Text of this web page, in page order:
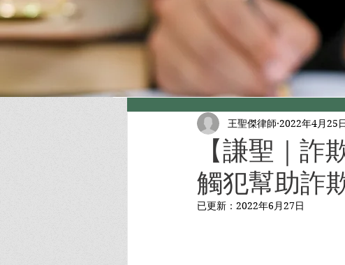
【謙聖｜
觸犯幫助詐
王聖傑律師 2022年4月25
已更新： 2022年6月27日